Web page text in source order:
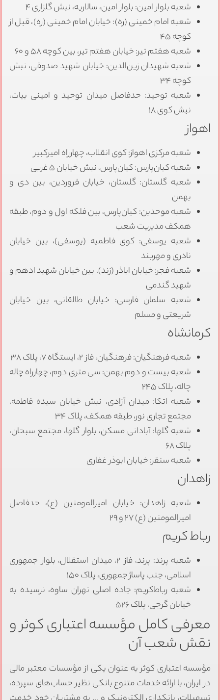
شعبه بلوار امین: بلوار امین، سالاریه، نبش گلزاری ۴
شعبه امام خمینی (ره): خیابان امام خمینی (ره)، قبل از
کوچه ۴۵
شعبه هفتم تیر: خیابان هفتم تیر، بین کوچه ۵۸ و ۶۰
شعبه شهیدان زین‌الدین: خیابان شهید صدوقی، نبش
کوچه ۳۴
شعبه توحید: حدفاصل میدان توحید و امینی بیات،
نبش کوی ۱۸
اهواز
شعبه مرکزی اهواز: کوی انقلاب، چهارراه امیرکبیر
شعبه کیان‌پارس: کیان‌پارس، نبش خیابان ۵ غربی
شعبه گلستان: گلستان، خیابان فروردین، بین دی و
بهمن
شعبه موحدین: کیان‌پارس، بین فلکه اول و دوم، طبقه
همکف مدیریت شعب
شعبه یوسفی: کوی فاطمیه (یوسفی)، بین خیابان
نادری و مهربند
شعبه فجر: خیابان اباذر (زند)، بین خیابان شهید ادهم و
شهید گندمی
شعبه سلمان فارسی: خیابان طالقانی، بین خیابان
شریعتی و مسلم
کرمانشاه
شعبه فرهنگیان: فرهنگیان، فاز ۲، ایستگاه ۷، پلاک ۳۸
شعبه بیست و دوم بهمن: سی متری دوم، چهارراه چاله
چاله، پلاک ۲۴۵
شعبه اتکا: میدان آزادی، نبش خیابان سیده فاطمه،
مجتمع تجاری نور، طبقه همکف، پلاک ۳۴
شعبه گلها: آبادانی مسکن، بلوار گلها، مجتمع سبحان،
پلاک ۶۸
شعبه سنقر: خیابان ابوذر غفاری
زاهدان
شعبه زاهدان: خیابان امیرالمومنین (ع)، حدفاصل
امیرالمومنین (ع) ۲۷ و ۲۹
رباط کریم
شعبه پرند: پرند، فاز ۲، میدان استقلال، بلوار جمهوری
اسلامی، جنب پاساژ جمهوری، پلاک ۱۵۰
شعبه رباط‌کریم: جاده اصلی تهران ساوه، نرسیده به
خیابان گرجی، پلاک ۵۲۶
معرفی کامل مؤسسه اعتباری کوثر و
نقش شعب آن
مؤسسه اعتباری کوثر به عنوان یکی از مؤسسات معتبر مالی
در ایران، با ارائه خدمات متنوع بانکی نظیر حساب‌های سپرده،